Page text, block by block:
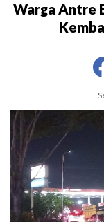
Warga Antre